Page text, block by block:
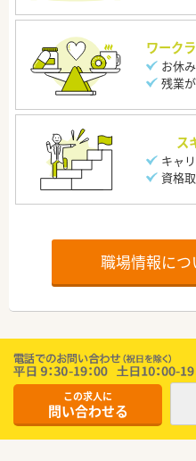
ワーク
お休
残業
ス
キャ
資格
職場情報につ
この求人に
問い合わせる